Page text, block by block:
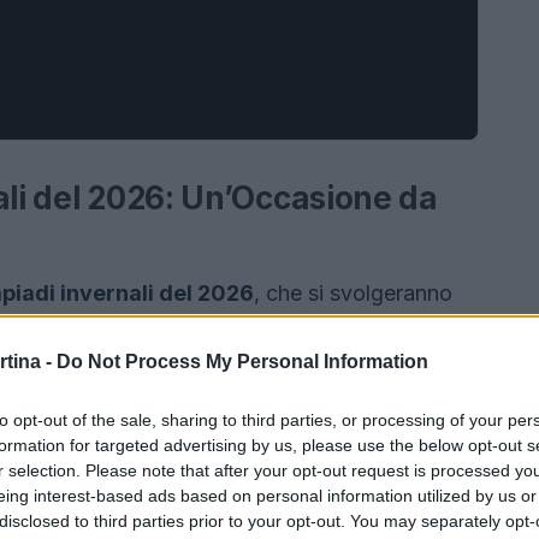
- Do Not Process My Personal Information
opt-out of the sale, sharing to third parties, or processing of your
for targeted advertising by us, please use the below opt-out
selection. Please note that after your opt-out request is processed
interest-based ads based on personal information utilized by us
to third parties prior to your opt-out. You may separately
del 2026: Un’Occasione da
invernali del 2026, che si svolgeranno
e le aspettative sono palpabili. Immagina
e una partecipazione femminile senza
non solo un trionfo sportivo, ma anche
lamobilitàdella regione. I numeri parlano
dei giochi ha raggiunto cifre significative, e il
imperativo per garantire il successo